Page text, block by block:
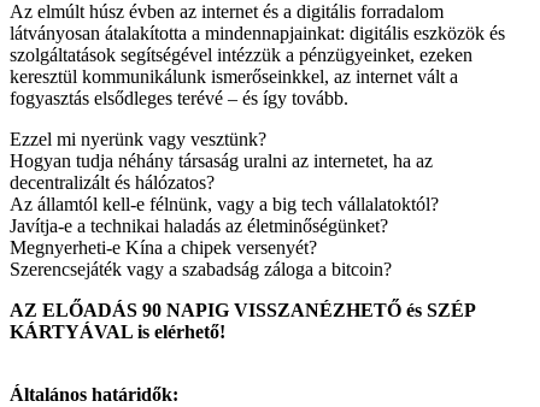
Az elmúlt húsz évben az internet és a digitális forradalom
látványosan átalakította a mindennapjainkat: digitális eszközök és
szolgáltatások segítségével intézzük a pénzügyeinket, ezeken
keresztül kommunikálunk ismerőseinkkel, az internet vált a
fogyasztás elsődleges terévé – és így tovább.
Ezzel mi nyerünk vagy vesztünk?
Hogyan tudja néhány társaság uralni az internetet, ha az
decentralizált és hálózatos?
Az államtól kell-e félnünk, vagy a big tech vállalatoktól?
Javítja-e a technikai haladás az életminőségünket?
Megnyerheti-e Kína a chipek versenyét?
Szerencsejáték vagy a szabadság záloga a bitcoin?
AZ ELŐADÁS 90 NAPIG VISSZANÉZHETŐ és SZÉP
KÁRTYÁVAL is elérhető!
Általános határidők: